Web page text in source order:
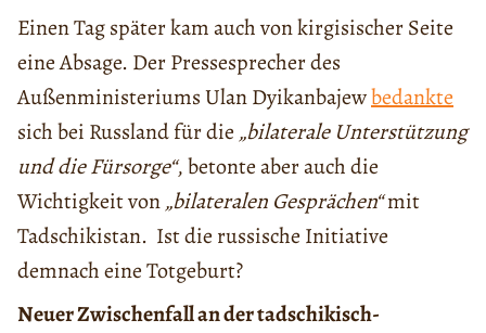
Einen Tag später kam auch von kirgisischer Seite
eine Absage. Der Pressesprecher des
Außenministeriums Ulan Dyikanbajewbedankte
sich bei Russland für die „bilaterale Unterstützung
und die Fürsorge“, betonte aber auch die
Wichtigkeit von„bilateralen Gesprächen“mit
Tadschikistan. Ist die russische Initiative
demnach eine Totgeburt?
Neuer Zwischenfall an der tadschikisch-